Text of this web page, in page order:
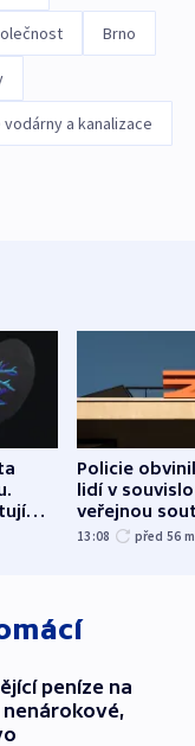
Brno
a kanalizace
Policie
lidí v
veřejnou
Správy
13:08 před 56 m
peníze na
nenárokové,